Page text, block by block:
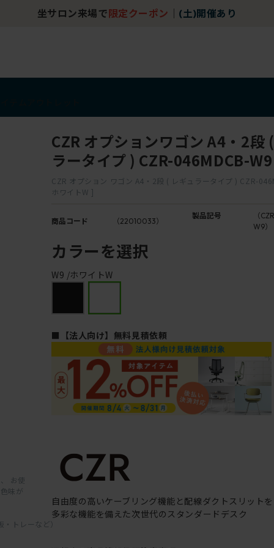
坐サロン来場で 限定クーポン (土)開催あり
お使
味が
トレーなど）
CZR オプションワゴン A4・2段
ラータイプ ) CZR-046MDCB-W9
CZR オプション ワゴン A4・2段 ( レギュラータイプ ) CZR-
ホワイトW ]
商品コード （22010033）
製品記号
（
W9）
カラーを選択
W9 /ホワイトW
■【法人向け】無料見積依頼
自由度の高いケーブリング機能と配線ダクトスリット
多彩な機能を備えた次世代のスタンダードデスク